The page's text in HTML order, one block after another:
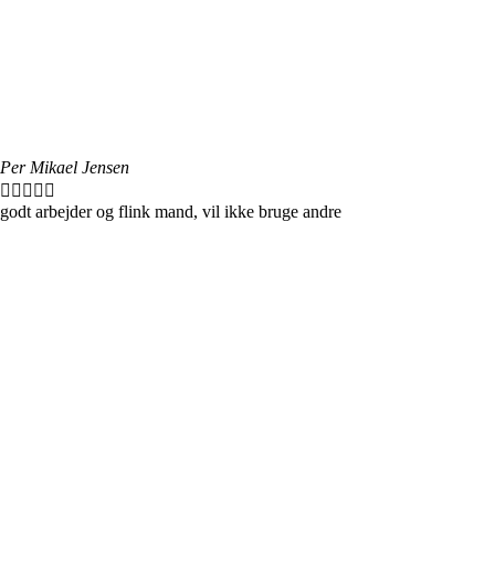
Per Mikael Jensen
    
godt arbejder og flink mand, vil ikke bruge andre